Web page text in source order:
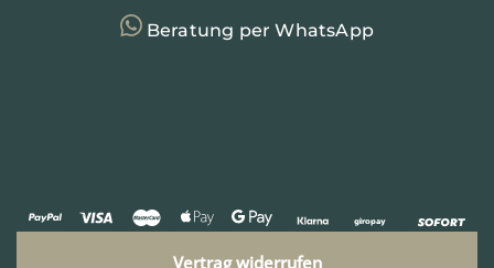
Beratung per WhatsApp
Vertrag widerrufen